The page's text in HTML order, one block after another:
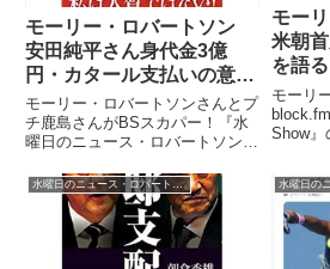
モーリー・ロバートソン
安田純平さん身代金3億
円・カタール支払いの意味
を語る
モーリー・ロバートソンさんとプ
チ鹿島さんがBSスカパー！『水
曜日のニュース・ロバートソン』
身柄を拘束されていた安田純平さ
んが解放された件についてトー
ク。3億円とも言われる身代金を
カタールが支払った意味について
話していました。
モー
米朝
を語る
モーリ
Show』
いてト
見通し
South
水曜日のニュース・ロバートソン